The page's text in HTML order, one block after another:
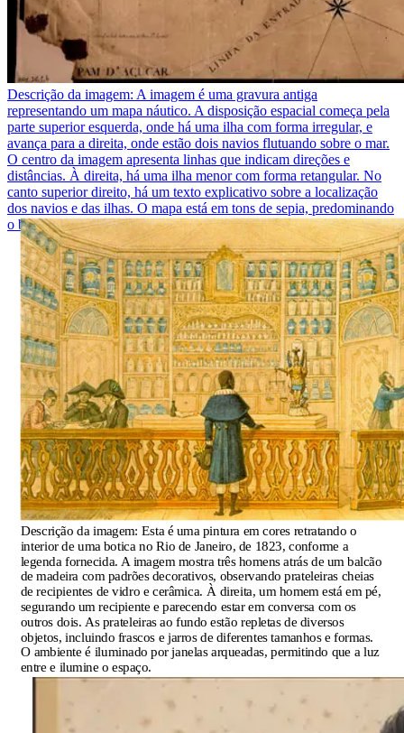
Descrição da imagem: A imagem é uma gravura antiga
representando um mapa náutico. A disposição espacial começa pela
parte superior esquerda, onde há uma ilha com forma irregular, e
avança para a direita, onde estão dois navios flutuando sobre o mar.
O centro da imagem apresenta linhas que indicam direções e
distâncias. À direita, há uma ilha menor com forma retangular. No
canto superior direito, há um texto explicativo sobre a localização
dos navios e das ilhas. O mapa está em tons de sepia, predominando
o bege e o preto.
Descrição da imagem: Esta é uma pintura em cores retratando o
interior de uma botica no Rio de Janeiro, de 1823, conforme a
legenda fornecida. A imagem mostra três homens atrás de um balcão
de madeira com padrões decorativos, observando prateleiras cheias
de recipientes de vidro e cerâmica. À direita, um homem está em pé,
segurando um recipiente e parecendo estar em conversa com os
outros dois. As prateleiras ao fundo estão repletas de diversos
objetos, incluindo frascos e jarros de diferentes tamanhos e formas.
O ambiente é iluminado por janelas arqueadas, permitindo que a luz
entre e ilumine o espaço.